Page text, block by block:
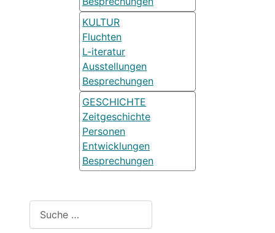
KULTUR
Fluchten
L-iteratur
Ausstellungen
Besprechungen
GESCHICHTE
Zeitgeschichte
Personen
Entwicklungen
Besprechungen